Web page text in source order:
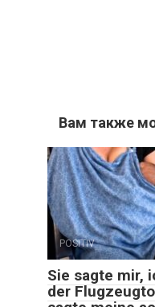
Вам также
POSITIV
Sie sagte mir,
der